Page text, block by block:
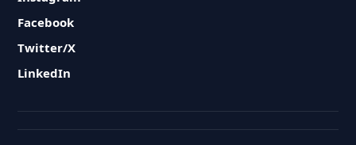
Facebook
Twitter/X
LinkedIn